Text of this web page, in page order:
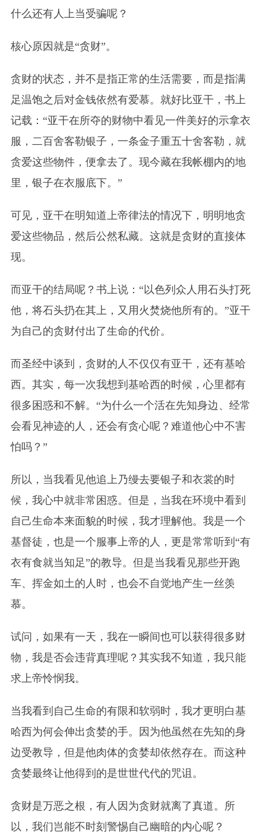
什么还有人上当受骗呢？
核心原因就是“贪财”。
贪财的状态，并不是指正常的生活需要，而是指满
足温饱之后对金钱依然有爱慕。就好比亚干，书上
记载：“亚干在所夺的财物中看见一件美好的示拿衣
服，二百舍客勒银子，一条金子重五十舍客勒，就
贪爱这些物件，便拿去了。现今藏在我帐棚内的地
里，银子在衣服底下。”
可见，亚干在明知道上帝律法的情况下，明明地贪
爱这些物品，然后公然私藏。这就是贪财的直接体
现。
而亚干的结局呢？书上说：“以色列众人用石头打死
他，将石头扔在其上，又用火焚烧他所有的。”亚干
为自己的贪财付出了生命的代价。
而圣经中谈到，贪财的人不仅仅有亚干，还有基哈
西。其实，每一次我想到基哈西的时候，心里都有
很多困惑和不解。“为什么一个活在先知身边、经常
会看见神迹的人，还会有贪心呢？难道他心中不害
怕吗？”
所以，当我看见他追上乃缦去要银子和衣裳的时
候，我心中就非常困惑。但是，当我在环境中看到
自己生命本来面貌的时候，我才理解他。我是一个
基督徒，也是一个服事上帝的人，更是常常听到“有
衣有食就当知足”的教导。但是当我看见那些开跑
车、挥金如土的人时，也会不自觉地产生一丝羡
慕。
试问，如果有一天，我在一瞬间也可以获得很多财
物，我是否会违背真理呢？其实我不知道，我只能
求上帝怜悯我。
当我看到自己生命的有限和软弱时，我才更明白基
哈西为何会伸出贪婪的手。因为他虽然在先知的身
边受教导，但是他肉体的贪婪却依然存在。而这种
贪婪最终让他得到的是世世代代的咒诅。
贪财是万恶之根，有人因为贪财就离了真道。所
以，我们岂能不时刻警惕自己幽暗的内心呢？